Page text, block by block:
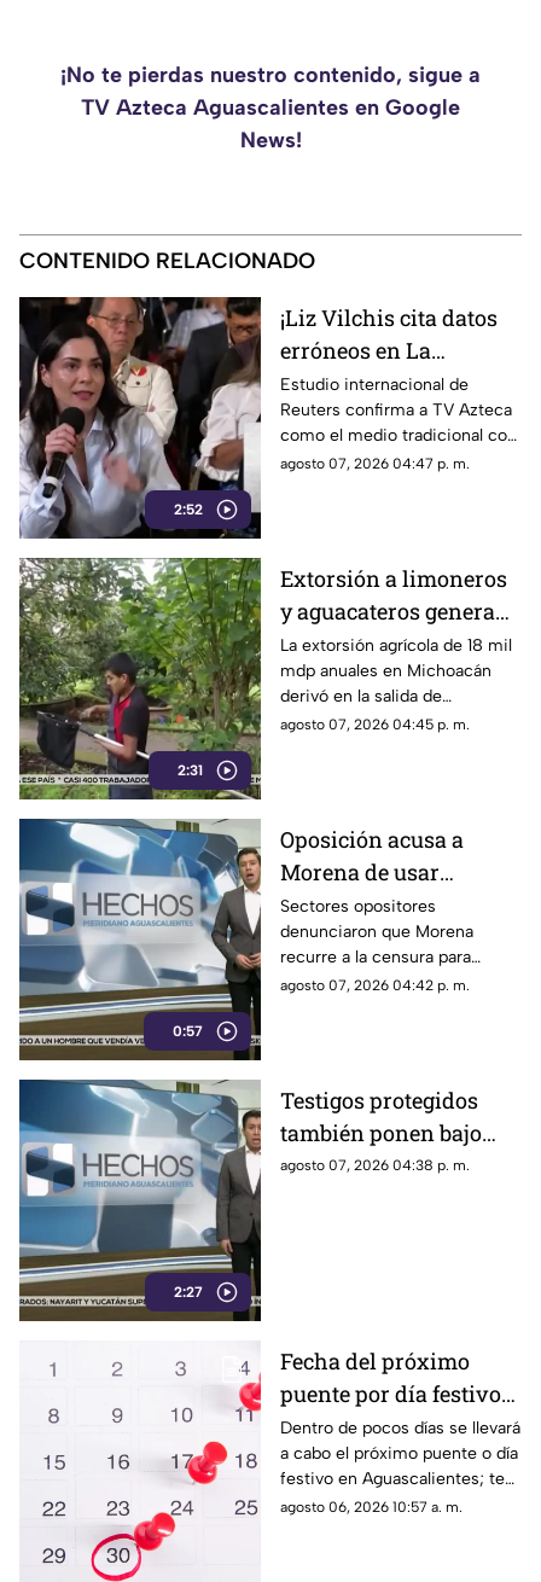
¡No te pierdas nuestro contenido, sigue a
TV Azteca Aguascalientes en Google
News!
CONTENIDO RELACIONADO
2:52
¡Liz Vilchis cita datos
erróneos en La
Mañanera: Estudio de
Reuters confirma
liderazgo de TV Azteca
en alcance y
Estudio internacional de
Reuters confirma a TV Azteca
como el medio tradicional con
mayor alcance y credibilidad
agosto 07, 2026 04:47 p. m.
2:31
Extorsión a limoneros
y aguacateros genera
pérdidas de 18 mil mdp
en Michoacán
La extorsión agrícola de 18 mil
mdp anuales en Michoacán
derivó en la salida de
inspectores de EE. UU.,
agosto 07, 2026 04:45 p. m.
0:57
Oposición acusa a
Morena de usar
censura para ocultar
seńalamientos de
narcopolítica
Sectores opositores
denunciaron que Morena
recurre a la censura para
imponer su versión oficial y
agosto 07, 2026 04:42 p. m.
2:27
Testigos protegidos
también ponen bajo
presión a políticos en
agosto 07, 2026 04:38 p. m.
Fecha del próximo
puente por día festivo
2026 para trabajadores
y estudiantes en
Aguascalientes
Dentro de pocos días se llevará
a cabo el próximo puente o día
festivo en Aguascalientes; te
contamos la fecha oficial para
agosto 06, 2026 10:57 a. m.